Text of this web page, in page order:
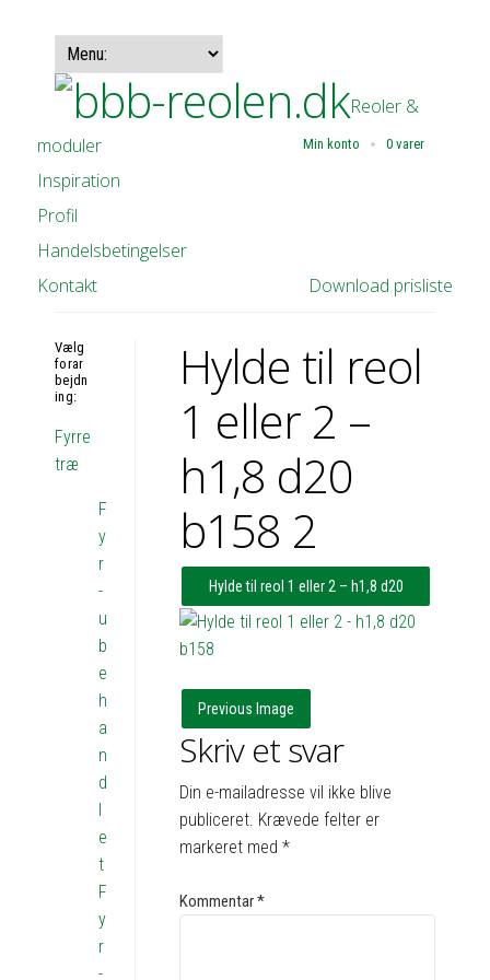
Min konto 0 varer
Reoler &
moduler
Inspiration
Profil
Handelsbetingelser
Download prisliste
Kontakt
Hylde til reol
1 eller 2 –
h1,8 d20
b158 2
Hylde til reol 1 eller 2 – h1,8 d20
b158
Previous Image
Skriv et svar
Din e-mailadresse vil ikke blive
publiceret. Krævede felter er
markeret med*
Kommentar*
Vælg
forar
bejdn
ing:
Fyrre
træ
F
y
r
-
u
b
e
h
a
n
d
l
e
t
F
y
r
-